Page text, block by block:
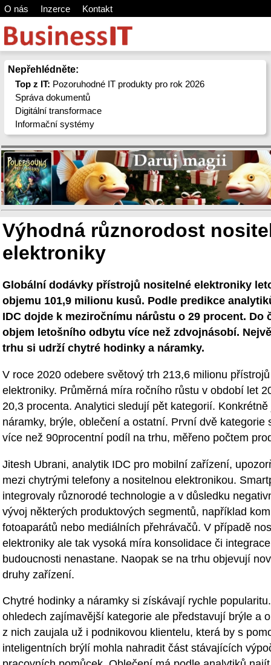
O nás Inzerce Kontakt
Nepřehlédněte:
Top z IT: Pozoruhodné IT produkty pro rok 2026
Správa dokumentů
Digitální transformace
Informační systémy
Výhodná různorodost
elektroniky
Globální dodávky přístrojů nositelné elektroniky
objemu 101,9 milionu kusů. Podle predikce
IDC dojde k meziročnímu nárůstu o 29 procent. Do
objem letošního odbytu více než zdvojnásobí.
trhu si udrží chytré hodinky a náramky.
V roce 2020 odebere světový trh 213,6 milionu
elektroniky. Průměrná míra ročního růstu v období let
20,3 procenta. Analytici sledují pět kategorií. Konkrétně
náramky, brýle, oblečení a ostatní. První dvě kategorie
více než 90procentní podíl na trhu, měřeno počtem
Jitesh Ubrani, analytik IDC pro mobilní zařízení,
mezi chytrými telefony a nositelnou elektronikou.
integrovaly různorodé technologie a v důsledku
vývoj některých produktových segmentů, například
fotoaparátů nebo mediálních přehrávačů. V případě
elektroniky ale tak vysoká míra konsolidace či
budoucnosti nenastane. Naopak se na trhu objevují
druhy zařízení.
Chytré hodinky a náramky si získávají rychle
ohledech zajímavější kategorie ale představují brýle a
z nich zaujala už i podnikovou klientelu, která by s
inteligentních brýlí mohla nahradit část stávajících